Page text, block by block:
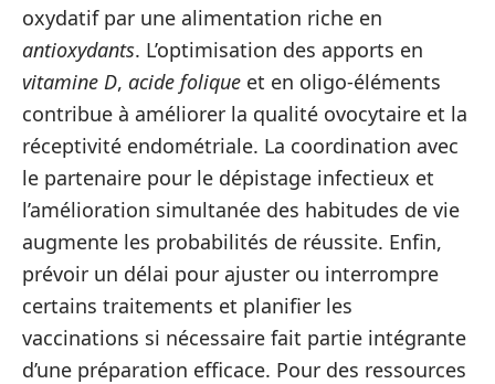
oxydatif par une alimentation riche en
antioxydants. L’optimisation des apports en
vitamine D, acide folique et en oligo-éléments
contribue à améliorer la qualité ovocytaire et la
réceptivité endométriale. La coordination avec
le partenaire pour le dépistage infectieux et
l’amélioration simultanée des habitudes de vie
augmente les probabilités de réussite. Enfin,
prévoir un délai pour ajuster ou interrompre
certains traitements et planifier les
vaccinations si nécessaire fait partie intégrante
d’une préparation efficace. Pour des ressources